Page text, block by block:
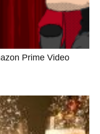
Prime Video